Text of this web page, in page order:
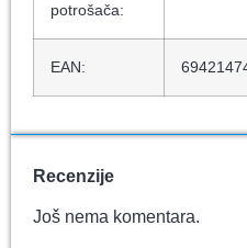
potrošača:
EAN:
Recenzije
Još nema komentara.